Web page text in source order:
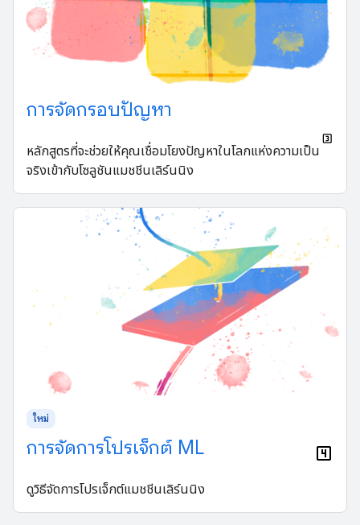
การจัดกรอบปัญหา
หลักสูตรที่จะช่วยให้คุณเชื่อมโยงปัญหาในโลกแห่งความเป็น
จริงเข้ากับโซลูชันแมชชีนเลิร์นนิง
ใหม่
การจัดการโปรเจ็กต์ ML
ดูวิธีจัดการโปรเจ็กต์แมชชีนเลิร์นนิง